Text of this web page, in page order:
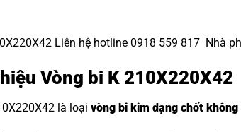
Liên hệ hotline 0918 559 817 Nhà
Vòng bi K 210X220X42
là loại vòng bi kim dạng chốt không